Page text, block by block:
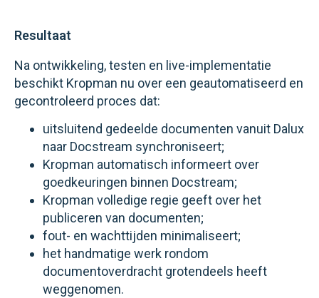
Resultaat
Na ontwikkeling, testen en live-implementatie
beschikt Kropman nu over een geautomatiseerd en
gecontroleerd proces dat:
uitsluitend gedeelde documenten vanuit Dalux
naar Docstream synchroniseert;
Kropman automatisch informeert over
goedkeuringen binnen Docstream;
Kropman volledige regie geeft over het
publiceren van documenten;
fout- en wachttijden minimaliseert;
het handmatige werk rondom
documentoverdracht grotendeels heeft
weggenomen.